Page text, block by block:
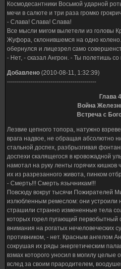
Космодесантники Восьмой ударной
мечи в салюте и три раза громко
- Слава! Слава! Слава!
Все мысли мигом вылетели из головы
Жуфора, склонившемся на одно
обернулся и лицезрел само
- Нет, - сказал Ангрон. - Ты полетишь
Добавлено (2010-08-11, 1:32:39)
---------------------------------------------
Глава
Война
Встреча с
Лезвие цепного топора, натужно
врага надвое, не обращая абсолютно
стальной доспех, разбрызгивая
доспехи скалящегося в кровожадной
намотал на руку ленты горячих кишков
их из разрезанного живота, пинком
- Смерть!!! Смерть язычникам!!!
Повсюду вокруг тысячи Пожирателей
излюбленным ремеслом: они устроили
страшили странно измененные тела
которых горел пугающий первобытный
внимания на рогатых нечеловеческих
противником, - нет. Красным ангелом
сокрушая их ряды энергетическим
взмах которого уносил в могилу целые
вслед за своим прародителем,